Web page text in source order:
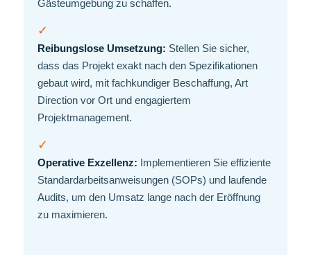
Gästeumgebung zu schaffen.
✓
Reibungslose Umsetzung: Stellen Sie sicher,
dass das Projekt exakt nach den Spezifikationen
gebaut wird, mit fachkundiger Beschaffung, Art
Direction vor Ort und engagiertem
Projektmanagement.
✓
Operative Exzellenz: Implementieren Sie effiziente
Standardarbeitsanweisungen (SOPs) und laufende
Audits, um den Umsatz lange nach der Eröffnung
zu maximieren.